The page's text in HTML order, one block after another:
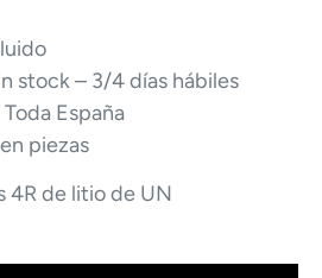
stock – 3/4 días hábiles
Toda España
piezas
4R de litio de UN